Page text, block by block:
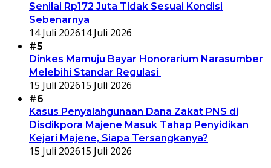
Senilai Rp172 Juta Tidak Sesuai Kondisi
Sebenarnya
14 Juli 202614 Juli 2026
#5
Dinkes Mamuju Bayar Honorarium Narasumber
Melebihi Standar Regulasi
15 Juli 202615 Juli 2026
#6
Kasus Penyalahgunaan Dana Zakat PNS di
Disdikpora Majene Masuk Tahap Penyidikan
Kejari Majene, Siapa Tersangkanya?
15 Juli 202615 Juli 2026